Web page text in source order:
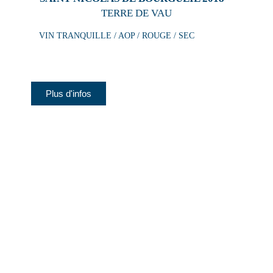
TERRE DE VAU
VIN TRANQUILLE / AOP / ROUGE / SEC
Plus d'infos